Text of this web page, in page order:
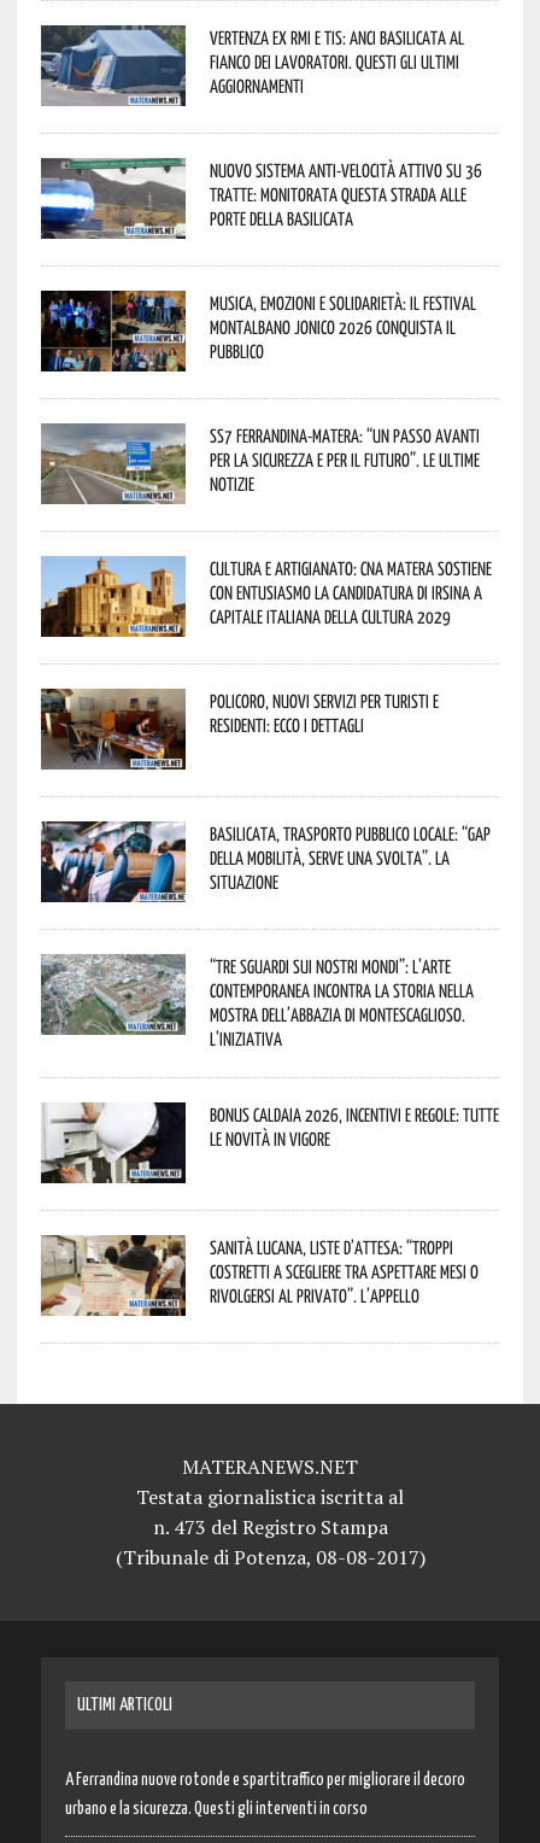
Vertenza ex RMI e TIS: ANCI Basilicata al
fianco dei lavoratori. Questi gli ultimi
aggiornamenti
Nuovo sistema anti-velocità attivo su 36
tratte: monitorata questa strada alle
porte della Basilicata
Musica, emozioni e solidarietà: il Festival
Montalbano Jonico 2026 conquista il
pubblico
SS7 Ferrandina-Matera: “Un passo avanti
per la sicurezza e per il futuro”. Le ultime
notizie
Cultura e Artigianato: CNA Matera sostiene
con entusiasmo la candidatura di Irsina a
Capitale Italiana della Cultura 2029
Policoro, nuovi servizi per turisti e
residenti: ecco i dettagli
Basilicata, trasporto pubblico locale: “Gap
della mobilità, serve una svolta”. La
situazione
“Tre Sguardi sui Nostri Mondi”: l’arte
contemporanea incontra la storia nella
mostra dell’Abbazia di Montescaglioso.
L’iniziativa
Bonus caldaia 2026, incentivi e regole: tutte
le novità in vigore
Sanità lucana, liste d’attesa: “Troppi
costretti a scegliere tra aspettare mesi o
rivolgersi al privato”. L’appello
MATERANEWS.NET
Testata giornalistica iscritta al
n. 473 del Registro Stampa
(Tribunale di Potenza, 08-08-2017)
ULTIMI ARTICOLI
A Ferrandina nuove rotonde e spartitraffico per migliorare il decoro
urbano e la sicurezza. Questi gli interventi in corso